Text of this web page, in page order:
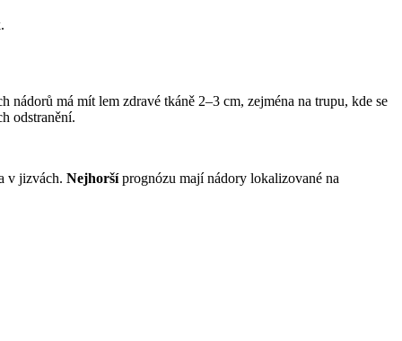
má mít lem zdravé tkáně 2–3 cm, zejména na trupu, kde se
odstranění.
v jizvách. Nejhoršíprognózu mají nádory lokalizované na